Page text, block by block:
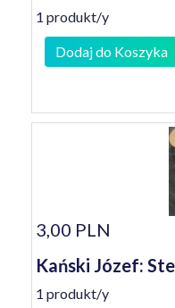
1 produkt/y
Dodaj do Koszyka
3,00 PLN
Kański Józef:
1 produkt/y